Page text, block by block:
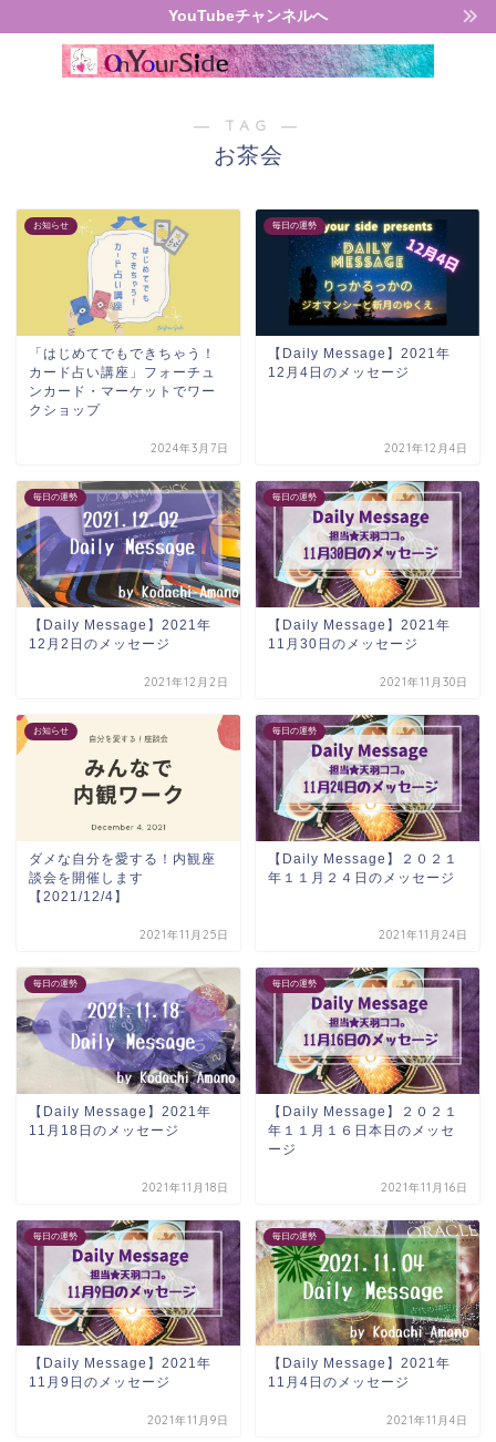
YouTubeチャンネルへ
― TAG ―
お茶会
お知らせ
「はじめてでもできちゃう！
カード占い講座」フォーチュ
ンカード・マーケットでワー
クショップ
2024年3月7日
毎日の運勢
【Daily Message】2021年
12月4日のメッセージ
2021年12月4日
毎日の運勢
【Daily Message】2021年
12月2日のメッセージ
2021年12月2日
毎日の運勢
【Daily Message】2021年
11月30日のメッセージ
2021年11月30日
お知らせ
ダメな自分を愛する！内観座
談会を開催します
【2021/12/4】
2021年11月25日
毎日の運勢
【Daily Message】２０２１
年１１月２４日のメッセージ
2021年11月24日
毎日の運勢
【Daily Message】2021年
11月18日のメッセージ
2021年11月18日
毎日の運勢
【Daily Message】２０２１
年１１月１６日本日のメッセ
ージ
2021年11月16日
毎日の運勢
【Daily Message】2021年
11月9日のメッセージ
2021年11月9日
毎日の運勢
【Daily Message】2021年
11月4日のメッセージ
2021年11月4日